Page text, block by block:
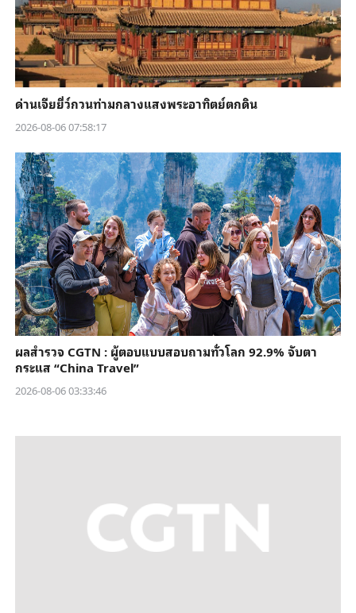
ด่านเจียยี่ว์กวนท่ามกลางแสงพระอาทิตย์ตกดิน
2026-08-06 07:58:17
ผลสำรวจ CGTN : ผู้ตอบแบบสอบถามทั่วโลก 92.9% จับตา
กระแส “China Travel”
2026-08-06 03:33:46